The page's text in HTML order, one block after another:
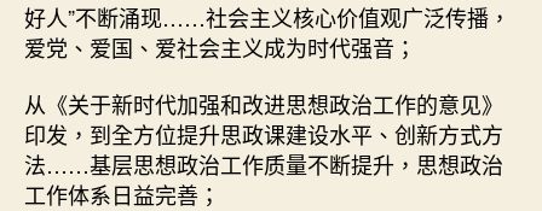
好人”不断涌现……社会主义核心价值观广泛传播，
爱党、爱国、爱社会主义成为时代强音；
从《关于新时代加强和改进思想政治工作的意见》
印发，到全方位提升思政课建设水平、创新方式方
法……基层思想政治工作质量不断提升，思想政治
工作体系日益完善；